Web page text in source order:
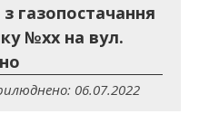
газопостачання
№хх на вул.
06.07.2022